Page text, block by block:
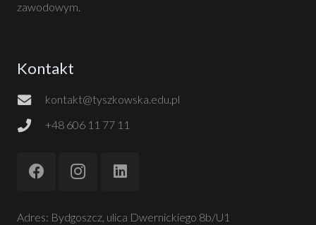
zawodowym.
Kontakt
kontakt@tyszkowska.edu.pl
+48 606 11 77 11
Adres: Bydgoszcz, ulica Dwernickiego 8b/U1